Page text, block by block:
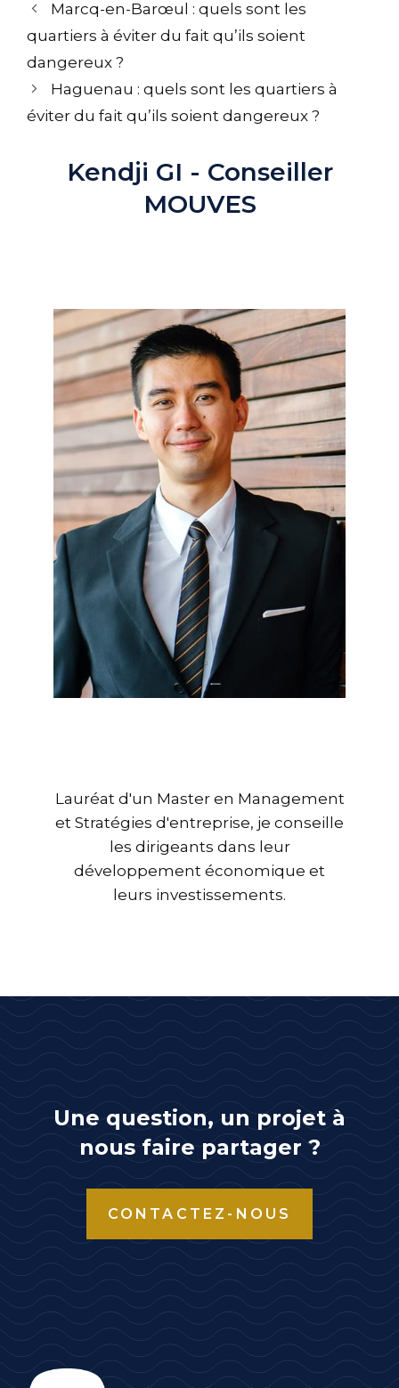
Navigation
articles
Marcq-en-Barœul : quels sont les
quartiers à éviter du fait qu’ils soient
dangereux ?
Haguenau : quels sont les quartiers à
éviter du fait qu’ils soient dangereux ?
Kendji GI - Conseiller
MOUVES
Lauréat d'un Master en Management
et Stratégies d'entreprise, je conseille
les dirigeants dans leur
développement économique et
leurs investissements.
Une question, un projet à
nous faire partager ?
CONTACTEZ-NOUS